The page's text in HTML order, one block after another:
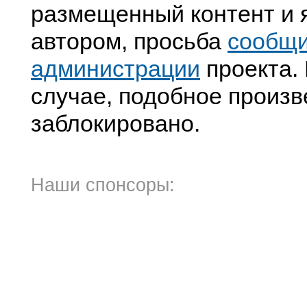
размещенный контент и
автором, просьба
администрации
случае, подобное
заблокировано.
Наши спонсоры: